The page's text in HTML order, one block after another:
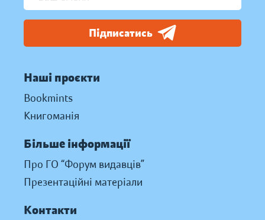
Підписатись
Наші проєкти
Bookmints
Книгоманія
Більше інформації
Про ГО “Форум видавців”
Презентаційні матеріали
Контакти